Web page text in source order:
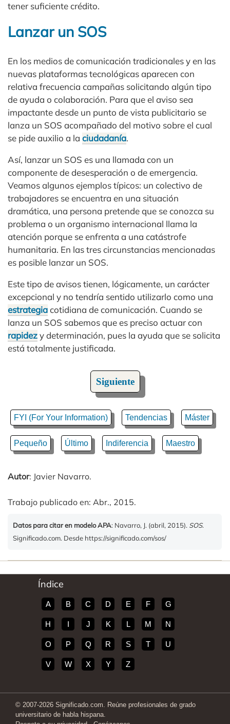
tener suficiente crédito.
Lanzar un SOS
En los medios de comunicación tradicionales y en las
nuevas plataformas tecnológicas aparecen con
relativa frecuencia campañas solicitando algún tipo
de ayuda o colaboración. Para que el aviso sea
impactante desde un punto de vista publicitario se
lanza un SOS acompañado del motivo sobre el cual
se pide auxilio a la ciudadanía.
Así, lanzar un SOS es una llamada con un
componente de desesperación o de emergencia.
Veamos algunos ejemplos típicos: un colectivo de
trabajadores se encuentra en una situación
dramática, una persona pretende que se conozca su
problema o un organismo internacional llama la
atención porque se enfrenta a una catástrofe
humanitaria. En las tres circunstancias mencionadas
es posible lanzar un SOS.
Este tipo de avisos tienen, lógicamente, un carácter
excepcional y no tendría sentido utilizarlo como una
estrategiacotidiana de comunicación. Cuando se
lanza un SOS sabemos que es preciso actuar con
rapidezy determinación, pues la ayuda que se solicita
está totalmente justificada.
Siguiente
FYI (For Your Information) Tendencias Máster
Pequeño Último Indiferencia Maestro
Autor: Javier Navarro.
Trabajo publicado en: Abr., 2015.
Datos para citar en modelo APA: Navarro, J. (abril, 2015). SOS.
Significado.com. Desde https://significado.com/sos/
Índice
A B C D E F G
H J K L M N
O P Q R S T U
V W X Y Z
© 2007-2026 Significado.com. Reúne profesionales de grado
universitario de habla hispana.